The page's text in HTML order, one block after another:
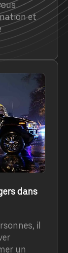
et
dans
il
un